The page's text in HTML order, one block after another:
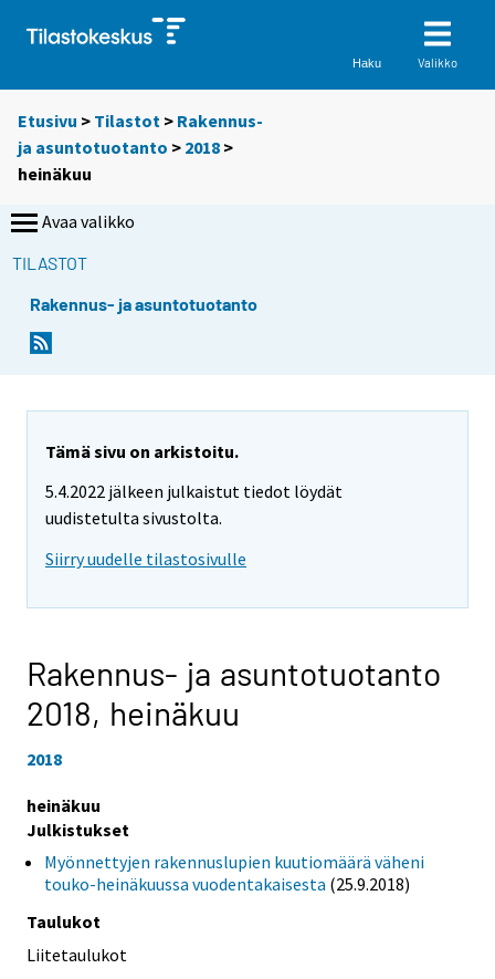
Haku Valikko
Etusivu > Tilastot > Rakennus-
ja asuntotuotanto > 2018 >
heinäkuu
Avaa valikko
TILASTOT
Rakennus- ja asuntotuotanto
Tämä sivu on arkistoitu.
5.4.2022 jälkeen julkaistut tiedot löydät
uudistetulta sivustolta.
Siirry uudelle tilastosivulle
Rakennus- ja asuntotuotanto
2018, heinäkuu
2018
heinäkuu
Julkistukset
Myönnettyjen rakennuslupien kuutiomäärä väheni
touko-heinäkuussa vuodentakaisesta (25.9.2018)
Taulukot
Liitetaulukot